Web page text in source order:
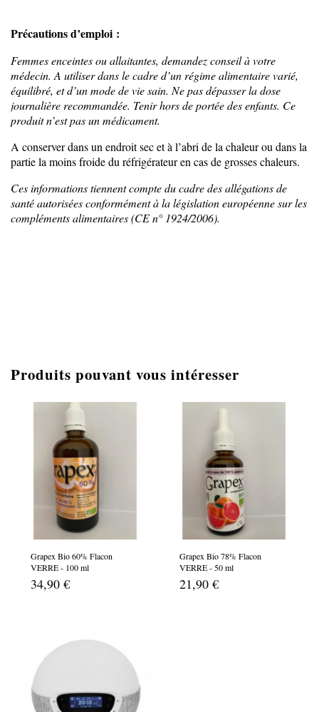
Précautions d’emploi :
Femmes enceintes ou allaitantes, demandez conseil à votre
médecin. A utiliser dans le cadre d’un régime alimentaire varié,
équilibré, et d’un mode de vie sain. Ne pas dépasser la dose
journalière recommandée. Tenir hors de portée des enfants. Ce
produit n’est pas un médicament.
A conserver dans un endroit sec et à l’abri de la chaleur ou dans la
partie la moins froide du réfrigérateur en cas de grosses chaleurs.
Ces informations tiennent compte du cadre des allégations de
santé autorisées conformément à la législation européenne sur les
compléments alimentaires (CE n° 1924/2006).
Produits pouvant vous intéresser
Grapex Bio 60% Flacon
VERRE - 100 ml
34,90 €
Grapex Bio 78% Flacon
VERRE - 50 ml
21,90 €